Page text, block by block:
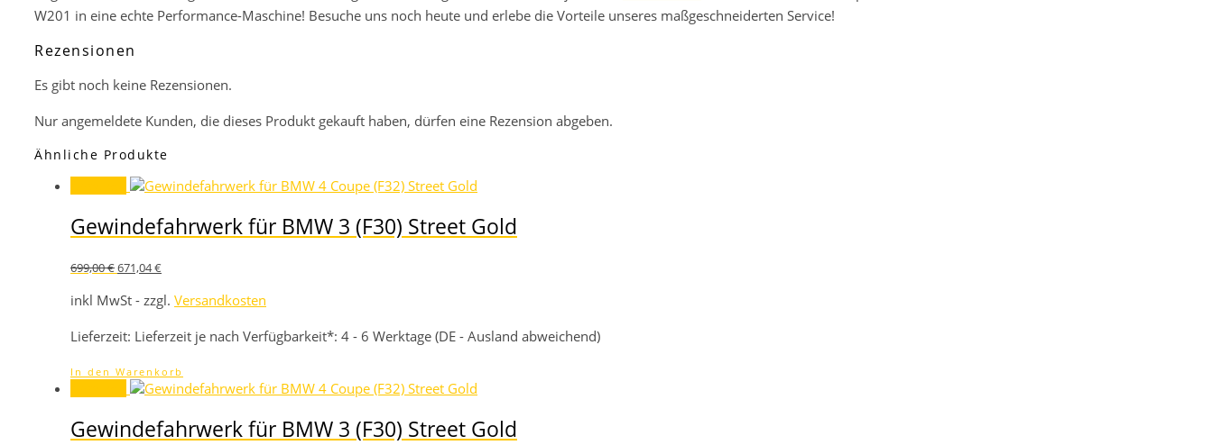
W201 in eine echte Performance-Maschine! Besuche uns noch heute und erlebe die Vorteile unseres maßgeschneiderten Service!
Rezensionen
Es gibt noch keine Rezensionen.
Nur angemeldete Kunden, die dieses Produkt gekauft haben, dürfen eine Rezension abgeben.
Ähnliche Produkte
Gewindefahrwerk für BMW 3 (F30) Street Gold
699,00€Ursprünglicher
war:
699,00 €
671,04€Aktueller
ist:
671,04 €.
inkl MwSt - zzgl. Versandkosten
Lieferzeit: Lieferzeit je nach Verfügbarkeit*: 4 - 6 Werktage (DE - Ausland abweichend)
In den Warenkorb
Gewindefahrwerk für BMW 3 (F30) Street Gold